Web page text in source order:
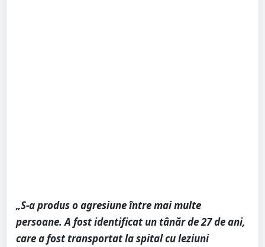
„S-a produs o agresiune între mai multe
persoane. A fost identificat un tânăr de 27 de ani,
care a fost transportat la spital cu leziuni